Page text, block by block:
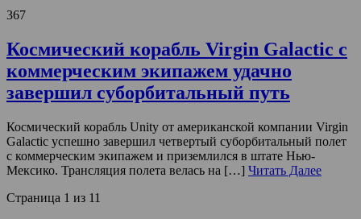
367
Космический корабль Virgin Galactic с
коммерческим экипажем удачно
завершил суборбитальный путь
Космический корабль Unity от американской компании Virgin
Galactic успешно завершил четвертый суборбитальный полет
с коммерческим экипажем и приземлился в штате Нью-
Мексико. Трансляция полета велась на […] Читать Далее
Страница 1 из 11